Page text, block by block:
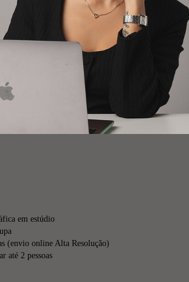
em estúdio
(envio online Alta Resolução)
até 2 pessoas